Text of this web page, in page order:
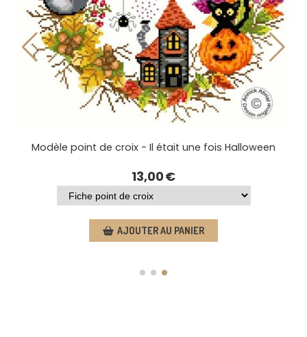
Halloween
Modèle point de croix - Il était une